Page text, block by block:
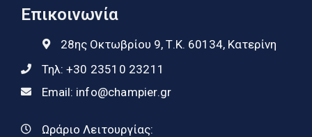
Επικοινωνία
28ης Οκτωβρίου 9, Τ.Κ. 60134, Κατερίνη
Τηλ: +30 23510 23211
Email: info@champier.gr
Ωράριο Λειτουργίας: